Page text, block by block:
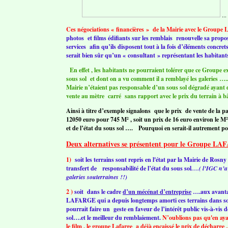
...
Ces négociations « financières » de la Mairie avec le
photos et films édifiants sur les remblais renouvelle sa
services afin qu’ils disposent tout à la fois d’éléments
serait bien sûr qu’un « consultant » représentant les
En effet , les habitants ne pourraient tolérer que ce Groupe
sous sol et dont on a vu comment il a remblayé les galeries
Mairie n’étaient pas responsable d’un sous sol dégradé
vente au mètre carré sans rapport avec le prix du terrain à
Ainsi à titre d’exemple signalons que le prix de vente de la
12050 euro pour 745 M² , soit un prix de 16 euro environ le
et de l’état du sous sol …. Pourquoi en serait-il autrement
Deux alternatives se présentent pour le Groupe
1) soit les terrains sont repris en l'état par la Mairie de
transfert de responsabilité de l’état du sous sol….( l’IGC
galeries souterraines !!)
2 )soit dans le cadred’un mécénat d’entreprise ….aux
LAFARGE qui a depuis longtemps amorti ces terrains dans
pourrait faire un geste en faveur de l’intérêt public vis-à-vis
sol….et le meilleur du remblaiement.N’oublions pas qu'en
le film , le groupe Lafarge a déjà encaissé le prix de